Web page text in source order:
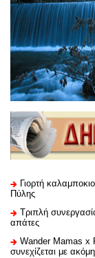
Γιορτή
Πύλης
Τριπλή
απάτες
Wander Mamas x
συνεχίζεται με